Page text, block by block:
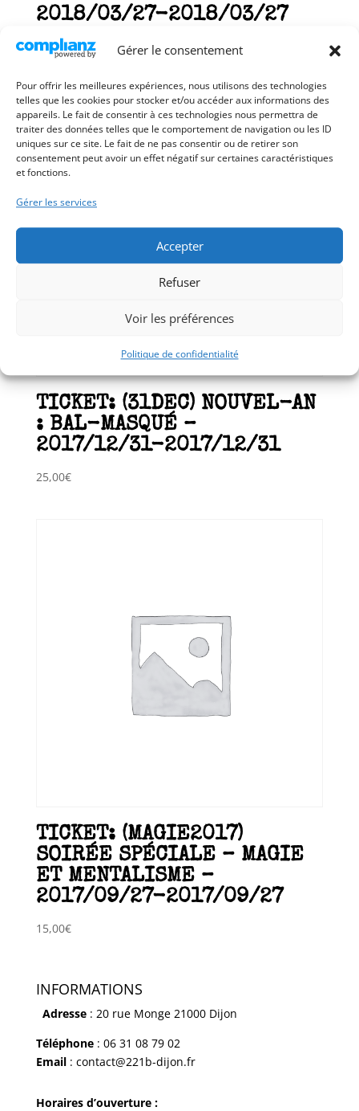
Gérer le consentement
Pour offrir les meilleures expériences, nous utilisons des technologies
telles que les cookies pour stocker et/ou accéder aux informations des
appareils. Le fait de consentir à ces technologies nous permettra de
traiter des données telles que le comportement de navigation ou les ID
uniques sur ce site. Le fait de ne pas consentir ou de retirer son
consentement peut avoir un effet négatif sur certaines caractéristiques
et fonctions.
Gérer les services
Accepter
Refuser
Voir les préférences
Politique de confidentialité
2018/03/27-2018/03/27
25,00€ – 32,50€Plage
prix :
25,00€
à
32,50€
TICKET: (31DEC) NOUVEL-AN
: BAL-MASQUÉ –
2017/12/31-2017/12/31
25,00€
TICKET: (MAGIE2017)
SOIRÉE SPÉCIALE – MAGIE
ET MENTALISME –
2017/09/27-2017/09/27
15,00€
INFORMATIONS
Adresse: 20 rue Monge 21000 Dijon
Téléphone: 06 31 08 79 02
Email: contact@221b-dijon.fr
Horaires d’ouverture :